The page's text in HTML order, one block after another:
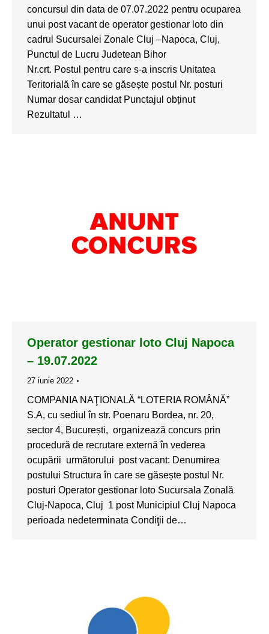
concursul din data de 07.07.2022 pentru ocuparea
unui post vacant de operator gestionar loto din
cadrul Sucursalei Zonale Cluj –Napoca, Cluj,
Punctul de Lucru Judetean Bihor
Nr.crt. Postul pentru care s-a inscris Unitatea
Teritorială în care se găsește postul Nr. posturi
Numar dosar candidat Punctajul obținut
Rezultatul …
Operator gestionar loto Cluj Napoca
– 19.07.2022
27 iunie 2022
COMPANIA NAŢIONALĂ “LOTERIA ROMÂNĂ”
S.A, cu sediul în str. Poenaru Bordea, nr. 20,
sector 4, București, organizează concurs prin
procedură de recrutare externă în vederea
ocupării următorului post vacant: Denumirea
postului Structura în care se găsește postul Nr.
posturi Operator gestionar loto Sucursala Zonală
Cluj-Napoca, Cluj 1 post Municipiul Cluj Napoca
perioada nedeterminata Condiţii de…